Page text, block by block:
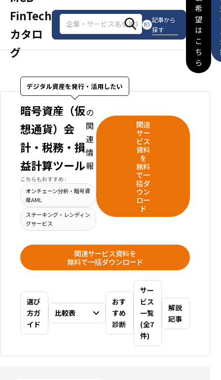
FinTech
カタロ
グ
記事から
探す
希
望
は
こ
ち
ら
デジタル資産を発行・活用したい
暗号資産（仮
想通貨）会
計・税務・損
益計算ツール
の
関
連
情
報
こちらもおすすめ :
オンチェーン分析・暗号資
産AML
ステーキング・レンディン
グサービス
関連
サー
ビス
資料
を
無料
で一
括ダ
ウン
ロー
ド
関連サービス資料を
無料で一括ダウンロード
選び
方ガ
イド
比較表
おす
すめ
診断
サー
ビス
一覧
(全7
件)
解説
記事